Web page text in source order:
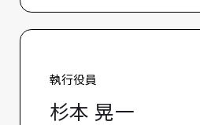
杉本 晃一
執行役員